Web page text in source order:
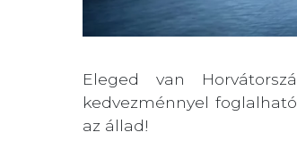
Eleged van
kedvezménnyel
az állad!